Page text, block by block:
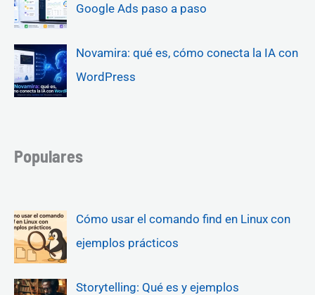
Google Ads paso a paso
Novamira: qué es, cómo conecta la IA con
WordPress
Populares
Cómo usar el comando find en Linux con
ejemplos prácticos
Storytelling: Qué es y ejemplos